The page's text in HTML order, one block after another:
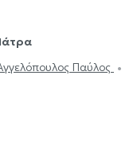
Παύλος